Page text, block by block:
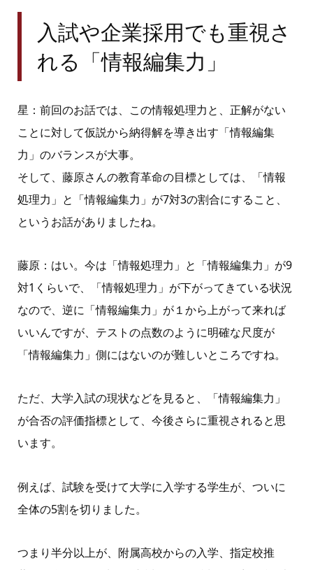
入試や企業採用でも重視さ
れる「情報編集力」
星：前回のお話では、この情報処理力と、正解がない
ことに対して仮説から納得解を導き出す「情報編集
力」のバランスが大事。
そして、藤原さんの教育革命の目標としては、「情報
処理力」と「情報編集力」が7対3の割合にすること、
というお話がありましたね。
藤原：はい。今は「情報処理力」と「情報編集力」が9
対1 くらいで、「情報処理力」が下がってきている状況
なので、逆に「情報編集力」が１から上がって来れば
いいんですが、テストの点数のように明確な尺度が
「情報編集力」側にはないのが難しいところですね。
ただ、大学入試の現状などを見ると、「情報編集力」
が合否の評価指標として、今後さらに重視されると思
います。
例えば、試験を受けて大学に入学する学生が、ついに
全体の5割を切りました。
つまり半分以上が、附属高校からの入学、指定校推